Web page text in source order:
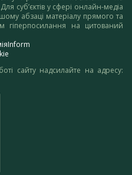
суб’єктів у сфері онлайн-медіа
абзаці матеріалу прямого та
гіперпосилання на цитований
сайту надсилайте на адресу: